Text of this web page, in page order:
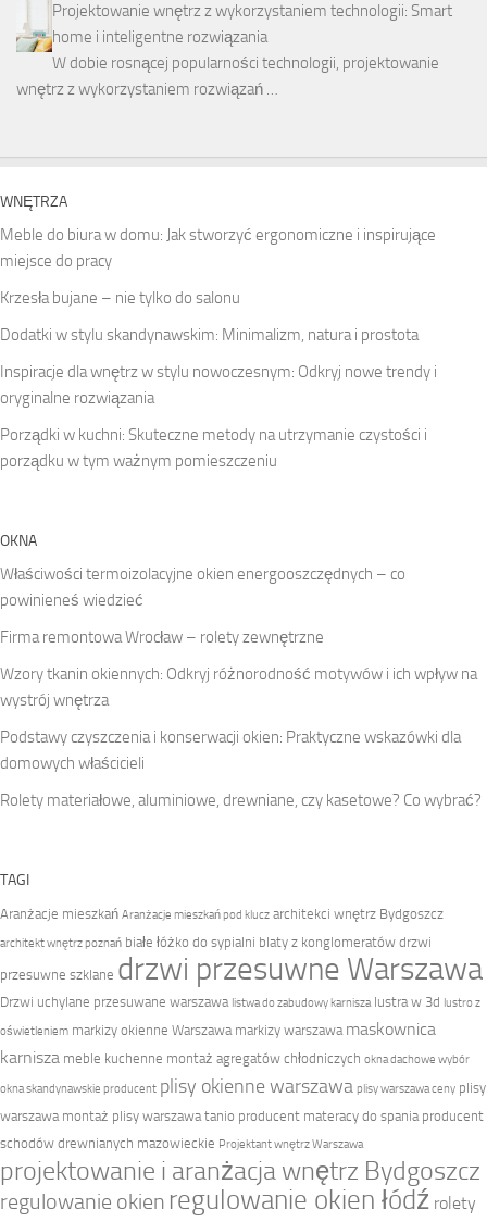
Projektowanie wnętrz z wykorzystaniem technologii: Smart
home i inteligentne rozwiązania
W dobie rosnącej popularności technologii, projektowanie
wnętrz z wykorzystaniem rozwiązań …
WNĘTRZA
Meble do biura w domu: Jak stworzyć ergonomiczne i inspirujące
miejsce do pracy
Krzesła bujane – nie tylko do salonu
Dodatki w stylu skandynawskim: Minimalizm, natura i prostota
Inspiracje dla wnętrz w stylu nowoczesnym: Odkryj nowe trendy i
oryginalne rozwiązania
Porządki w kuchni: Skuteczne metody na utrzymanie czystości i
porządku w tym ważnym pomieszczeniu
OKNA
Właściwości termoizolacyjne okien energooszczędnych – co
powinieneś wiedzieć
Firma remontowa Wrocław – rolety zewnętrzne
Wzory tkanin okiennych: Odkryj różnorodność motywów i ich wpływ na
wystrój wnętrza
Podstawy czyszczenia i konserwacji okien: Praktyczne wskazówki dla
domowych właścicieli
Rolety materiałowe, aluminiowe, drewniane, czy kasetowe? Co wybrać?
TAGI
Aranżacje mieszkań Aranżacje mieszkań pod klucz architekci wnętrz Bydgoszcz
architekt wnętrz poznań białe łóżko do sypialni blaty z konglomeratów drzwi
przesuwne szklane drzwi przesuwne Warszawa
Drzwi uchylane przesuwane warszawa listwa do zabudowy karnisza lustra w 3d lustro z
oświetleniem markizy okienne Warszawa markizy warszawa maskownica
karnisza meble kuchenne montaż agregatów chłodniczych okna dachowe wybór
okna skandynawskie producent plisy okienne warszawa plisy warszawa ceny plisy
warszawa montaż plisy warszawa tanio producent materacy do spania producent
schodów drewnianych mazowieckie Projektant wnętrz Warszawa
projektowanie i aranżacja wnętrz Bydgoszcz
regulowanie okien regulowanie okien łódź rolety